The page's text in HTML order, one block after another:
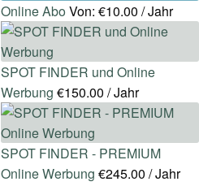
Online AboVon: €10.00 / Jahr
SPOT FINDER und Online
Werbung €150.00 / Jahr
SPOT FINDER - PREMIUM
Online Werbung €245.00 / Jahr